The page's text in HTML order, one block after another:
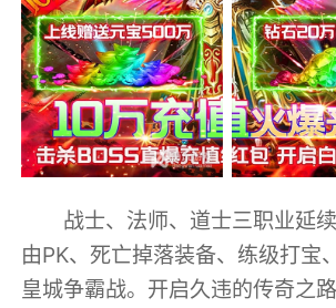
战士、法师、道士三职业延
由PK、死亡掉落装备、练级打宝
皇城争霸战。开启久违的传奇之